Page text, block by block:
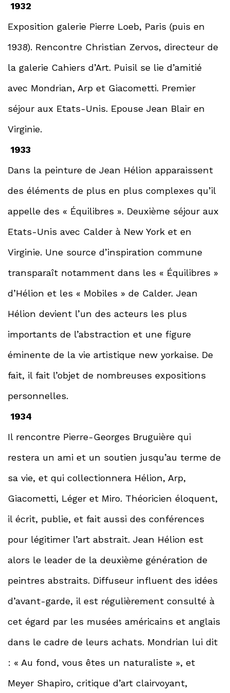
1932
Exposition galerie Pierre Loeb, Paris (puis en
1938). Rencontre Christian Zervos, directeur de
la galerie Cahiers d’Art. Puisil se lie d’amitié
avec Mondrian, Arp et Giacometti. Premier
séjour aux Etats-Unis. Epouse Jean Blair en
Virginie.
1933
Dans la peinture de Jean Hélion apparaissent
des éléments de plus en plus complexes qu’il
appelle des « Équilibres ». Deuxième séjour aux
Etats-Unis avec Calder à New York et en
Virginie. Une source d’inspiration commune
transparaît notamment dans les « Équilibres »
d’Hélion et les « Mobiles » de Calder. Jean
Hélion devient l’un des acteurs les plus
importants de l’abstraction et une figure
éminente de la vie artistique new yorkaise. De
fait, il fait l’objet de nombreuses expositions
personnelles.
1934
Il rencontre Pierre-Georges Bruguière qui
restera un ami et un soutien jusqu’au terme de
sa vie, et qui collectionnera Hélion, Arp,
Giacometti, Léger et Miro. Théoricien éloquent,
il écrit, publie, et fait aussi des conférences
pour légitimer l’art abstrait. Jean Hélion est
alors le leader de la deuxième génération de
peintres abstraits. Diffuseur influent des idées
d’avant-garde, il est régulièrement consulté à
cet égard par les musées américains et anglais
dans le cadre de leurs achats. Mondrian lui dit
: « Au fond, vous êtes un naturaliste », et
Meyer Shapiro, critique d’art clairvoyant,